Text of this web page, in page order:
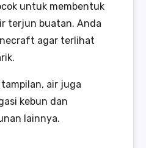
untuk membentuk
terjun buatan. Anda
agar terlihat
air juga
kebun dan
lainnya.